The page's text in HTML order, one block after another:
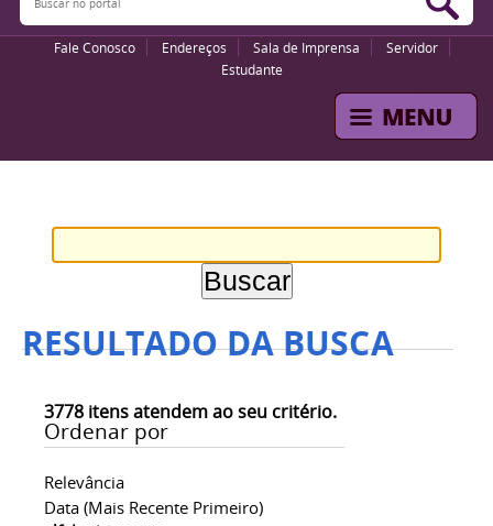
Fale Conosco Endereços Sala de Imprensa
Servidor
Estudante
RESULTADO DA BUSCA
3778 itens atendem ao seu critério.
Ordenar por
Relevância
Data (mais Recente Primeiro)